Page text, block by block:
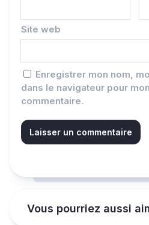
Site web
Enregistrer mon nom,
dans le navigateur pour
commentaire.
Vous pourriez aussi